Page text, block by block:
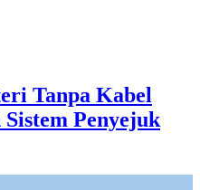
Tanpa Kabel
Penyejuk